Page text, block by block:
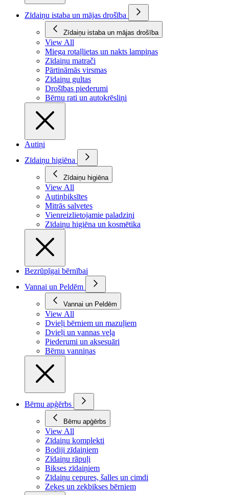
Zīdaiņu istaba un mājas drošība
Zīdaiņu istaba un mājas drošība
View All
Miega rotaļlietas un nakts lampiņas
Zīdaiņu matrači
Pārtināmās virsmas
Zīdaiņu gultas
Drošības piederumi
Bērnu rati un autokrēsliņi
Autiņi
Zīdaiņu higiēna
Zīdaiņu higiēna
View All
Autiņbiksītes
Mitrās salvetes
Vienreizlietojamie paladziņi
Zīdaiņu higiēna un kosmētika
Bezrūpīgai bērnībai
Vannai un Peldēm
Vannai un Peldēm
View All
Dvieļi bērniem un mazuļiem
Dvieļi un vannas veļa
Piederumi un aksesuāri
Bērnu vanniņas
Bērnu apģērbs
Bērnu apģērbs
View All
Zīdaiņu komplekti
Bodiji zīdaiņiem
Zīdaiņu rāpuļi
Bikses zīdaiņiem
Zīdaiņu cepures, šalles un cimdi
Zeķes un zeķbikses bērniem